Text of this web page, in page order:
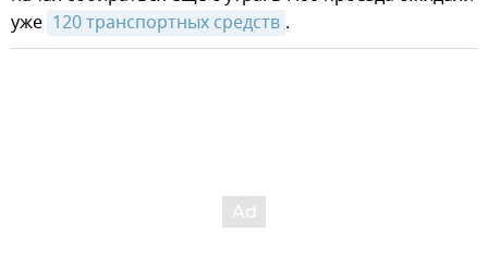
уже 120 транспортных средств .